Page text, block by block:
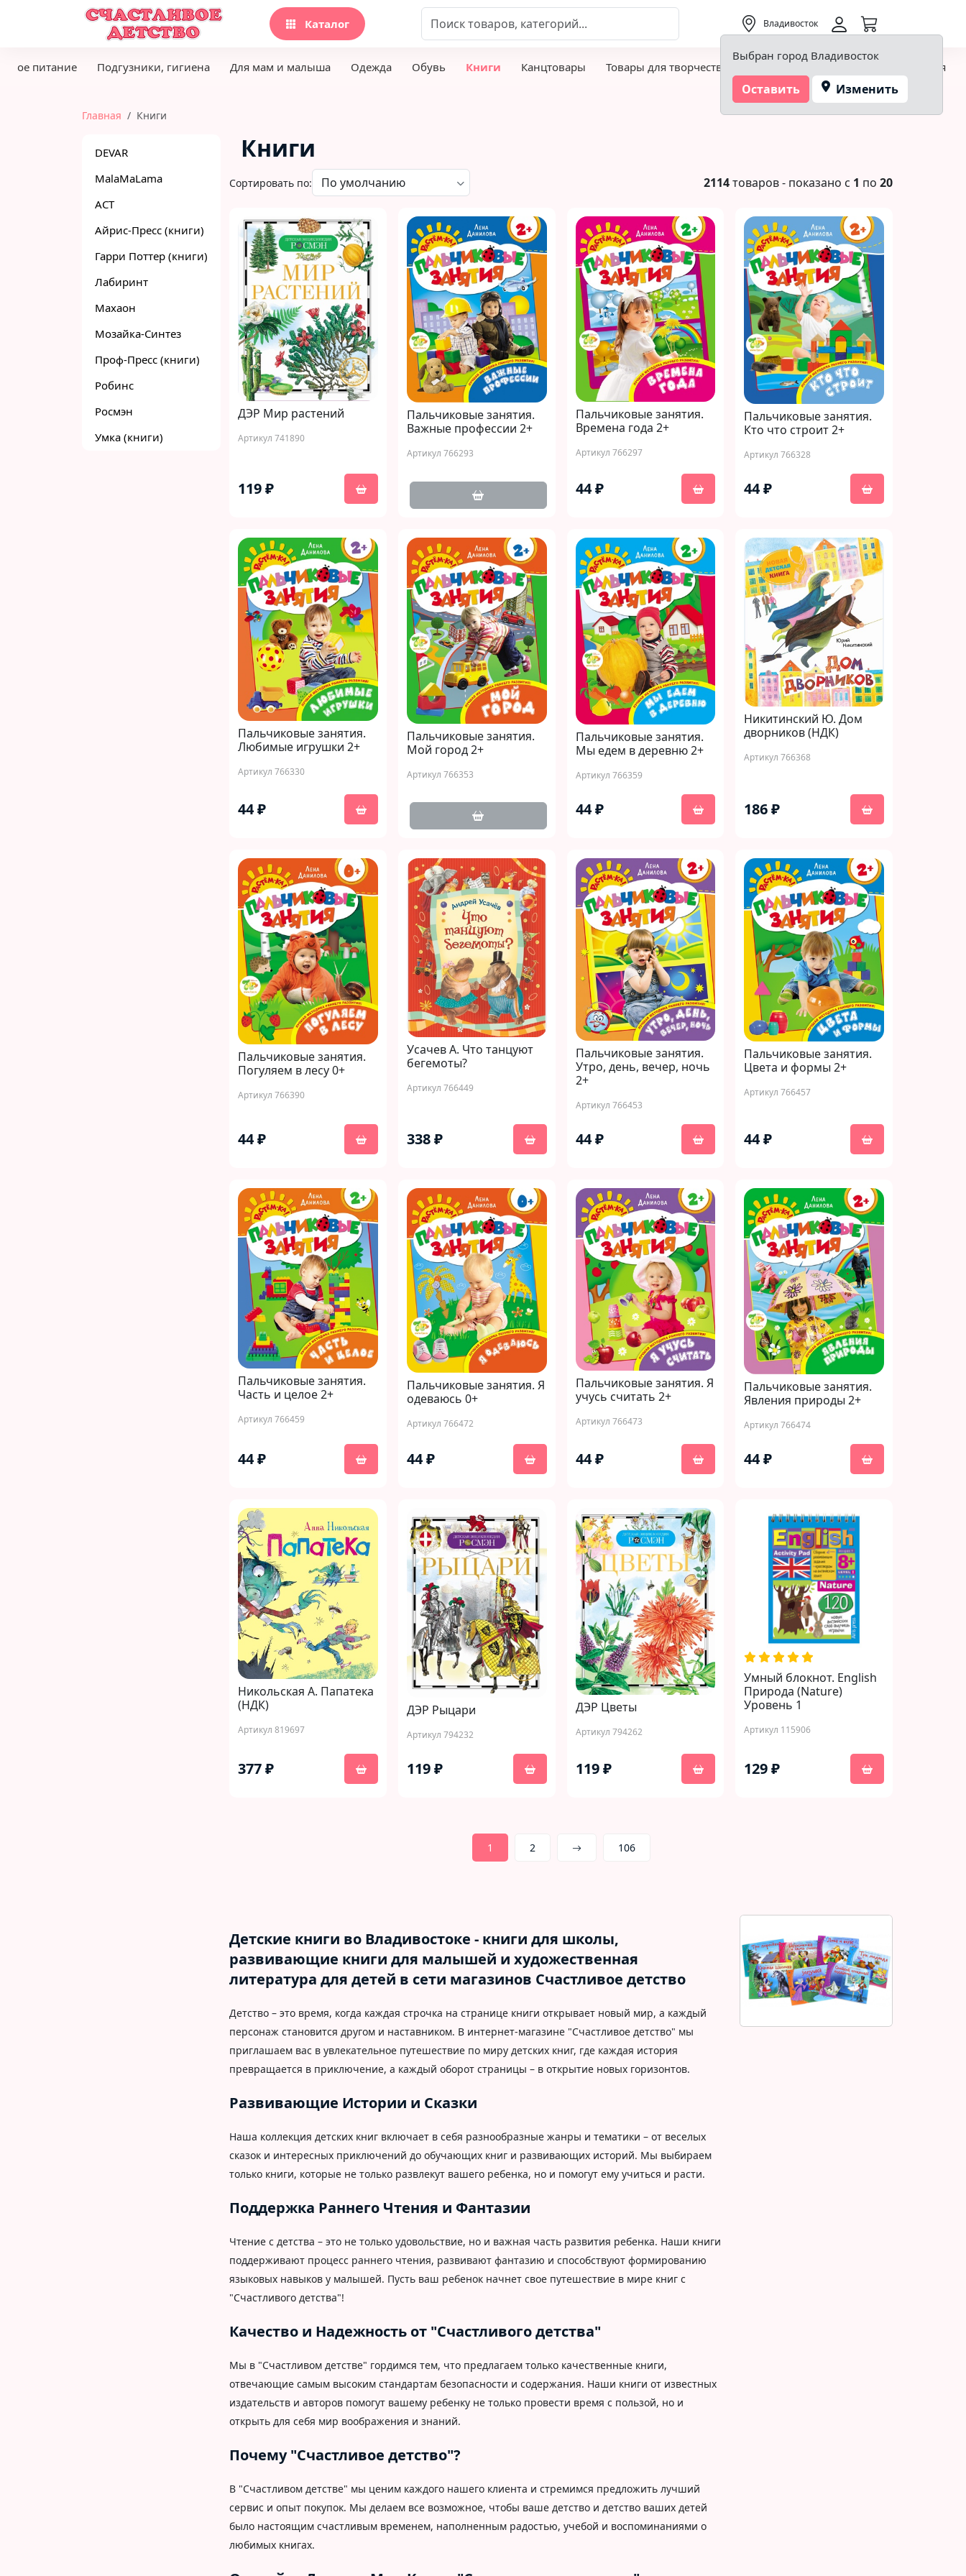
Каталог Владивосток
Выбран город Владивосток
Оставить Изменить
питание Подгузники, гигиена Для мам и малыша Одежда Обувь Книги Канцтовары Товары для творчества и хобби Детская площадка и игровая
Главная Книги
DEVAR
MalaMaLama
АСТ
Айрис-Пресс (книги)
Гарри Поттер (книги)
Лабиринт
Махаон
Мозайка-Синтез
Проф-Пресс (книги)
Робинс
Росмэн
Умка (книги)
Книги
Сортировать по: 2114товаров - показано с 1 по 20
ДЭР Мир растений
Артикул 741890
119 ₽
Пальчиковые занятия.
Важные профессии 2+
Артикул 766293
Пальчиковые занятия.
Времена года 2+
Артикул 766297
44 ₽
Пальчиковые занятия.
Кто что строит 2+
Артикул 766328
44 ₽
Пальчиковые занятия.
Любимые игрушки 2+
Артикул 766330
44 ₽
Пальчиковые занятия.
Мой город 2+
Артикул 766353
Пальчиковые занятия.
Мы едем в деревню 2+
Артикул 766359
44 ₽
Никитинский Ю. Дом
дворников (НДК)
Артикул 766368
186 ₽
Пальчиковые занятия.
Погуляем в лесу 0+
Артикул 766390
44 ₽
Усачев А. Что танцуют
бегемоты?
Артикул 766449
338 ₽
Пальчиковые занятия.
Утро, день, вечер, ночь
2+
Артикул 766453
44 ₽
Пальчиковые занятия.
Цвета и формы 2+
Артикул 766457
44 ₽
Пальчиковые занятия.
Часть и целое 2+
Артикул 766459
44 ₽
Пальчиковые занятия. Я
одеваюсь 0+
Артикул 766472
44 ₽
Пальчиковые занятия. Я
учусь считать 2+
Артикул 766473
44 ₽
Пальчиковые занятия.
Явления природы 2+
Артикул 766474
44 ₽
Никольская А. Папатека
(НДК)
Артикул 819697
377 ₽
ДЭР Рыцари
Артикул 794232
119 ₽
ДЭР Цветы
Артикул 794262
119 ₽
Умный блокнот. English
Природа (Nature)
Уровень 1
Артикул 115906
129 ₽
1 2 106
Детские книги во Владивостоке - книги для школы,
развивающие книги для малышей и художественная
литература для детей в сети магазинов Счастливое детство
Детство – это время, когда каждая строчка на странице книги открывает новый мир, а каждый
персонаж становится другом и наставником. В интернет-магазине "Счастливое детство" мы
приглашаем вас в увлекательное путешествие по миру детских книг, где каждая история
превращается в приключение, а каждый оборот страницы – в открытие новых горизонтов.
Развивающие Истории и Сказки
Наша коллекция детских книг включает в себя разнообразные жанры и тематики – от веселых
сказок и интересных приключений до обучающих книг и развивающих историй. Мы выбираем
только книги, которые не только развлекут вашего ребенка, но и помогут ему учиться и расти.
Поддержка Раннего Чтения и Фантазии
Чтение с детства – это не только удовольствие, но и важная часть развития ребенка. Наши книги
поддерживают процесс раннего чтения, развивают фантазию и способствуют формированию
языковых навыков у малышей. Пусть ваш ребенок начнет свое путешествие в мире книг с
"Счастливого детства"!
Качество и Надежность от "Счастливого детства"
Мы в "Счастливом детстве" гордимся тем, что предлагаем только качественные книги,
отвечающие самым высоким стандартам безопасности и содержания. Наши книги от известных
издательств и авторов помогут вашему ребенку не только провести время с пользой, но и
открыть для себя мир воображения и знаний.
Почему "Счастливое детство"?
В "Счастливом детстве" мы ценим каждого нашего клиента и стремимся предложить лучший
сервис и опыт покупок. Мы делаем все возможное, чтобы ваше детство и детство ваших детей
было настоящим счастливым временем, наполненным радостью, учебой и воспоминаниями о
любимых книгах.